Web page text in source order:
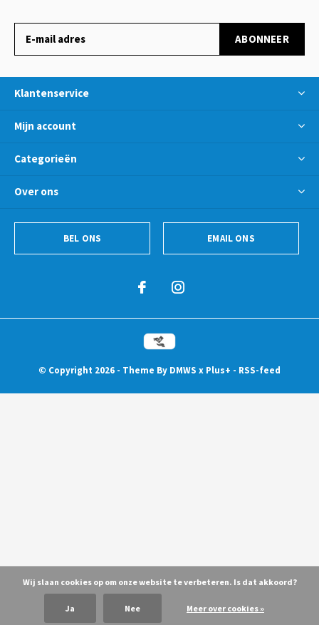
ABONNEER
Klantenservice
Mijn account
Categorieën
Over ons
BEL ONS EMAIL ONS
© Copyright 2026 - Theme By DMWS x Plus+ - RSS-feed
Wij slaan cookies op om onze website te verbeteren. Is dat akkoord?
Ja Nee Meer over cookies »